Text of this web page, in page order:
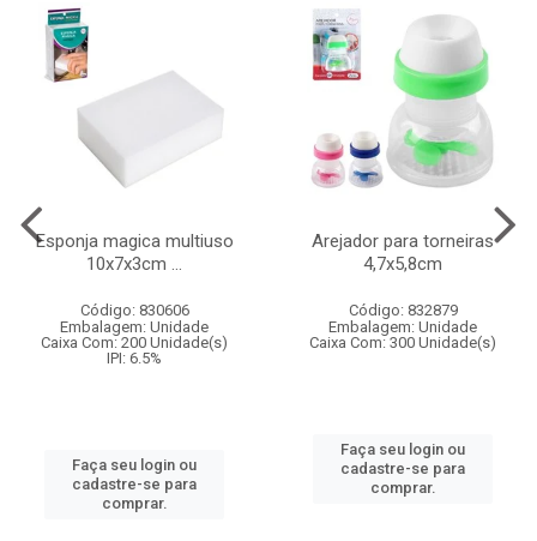
Esponja magica multiuso
10x7x3cm ...
Código: 830606
Embalagem: Unidade
Caixa Com: 200 Unidade(s)
IPI: 6.5%
Faça seu login ou
cadastre-se para
comprar.
Arejador para torneiras
4,7x5,8cm
Código: 832879
Embalagem: Unidade
Caixa Com: 300 Unidade(s)
Faça seu login ou
cadastre-se para
comprar.